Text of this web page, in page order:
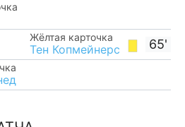
65'
Жёлтая карточка
Тен Копмейнерс